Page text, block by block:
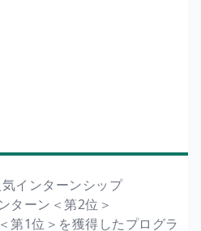
インターンシップ
ターン＜第2位＞
第1位＞を獲得したプログラ